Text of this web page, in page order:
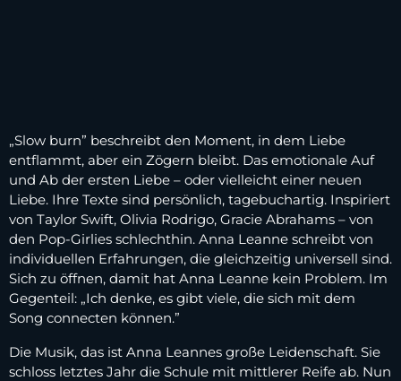
„Slow burn” beschreibt den Moment, in dem Liebe
entflammt, aber ein Zögern bleibt. Das emotionale Auf
und Ab der ersten Liebe – oder vielleicht einer neuen
Liebe. Ihre Texte sind persönlich, tagebuchartig. Inspiriert
von Taylor Swift, Olivia Rodrigo, Gracie Abrahams – von
den Pop-Girlies schlechthin. Anna Leanne schreibt von
individuellen Erfahrungen, die gleichzeitig universell sind.
Sich zu öffnen, damit hat Anna Leanne kein Problem. Im
Gegenteil: „Ich denke, es gibt viele, die sich mit dem
Song connecten können.”
Die Musik, das ist Anna Leannes große Leidenschaft. Sie
schloss letztes Jahr die Schule mit mittlerer Reife ab. Nun